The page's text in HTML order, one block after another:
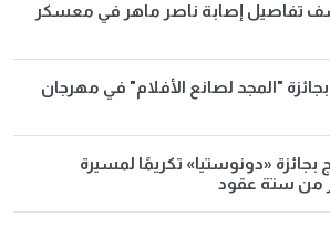
تفاصيل إصابة ناصر ماهر في معسكر
بجائزة "المجد لصانع الأفلام" في مهرجان
بجائزة «دونوستيا» تكريمًا لمسيرة
من ستة عقود